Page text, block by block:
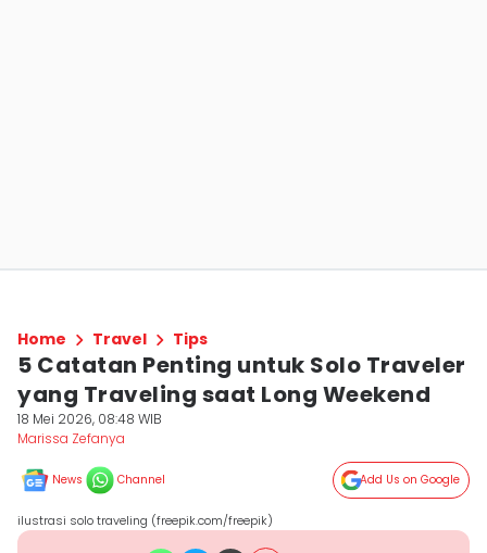
Home Travel Tips
5 Catatan Penting untuk Solo Traveler
yang Traveling saat Long Weekend
18 Mei 2026, 08:48 WIB
Marissa Zefanya
News Channel Add Us on Google
ilustrasi solo traveling (freepik.com/freepik)